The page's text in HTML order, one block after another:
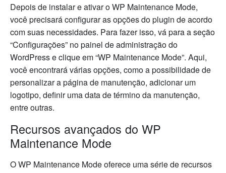
Depois de instalar e ativar o WP Maintenance Mode,
você precisará configurar as opções do plugin de acordo
com suas necessidades. Para fazer isso, vá para a seção
“Configurações” no painel de administração do
WordPress e clique em “WP Maintenance Mode”. Aqui,
você encontrará várias opções, como a possibilidade de
personalizar a página de manutenção, adicionar um
logotipo, definir uma data de término da manutenção,
entre outras.
Recursos avançados do WP
Maintenance Mode
O WP Maintenance Mode oferece uma série de recursos